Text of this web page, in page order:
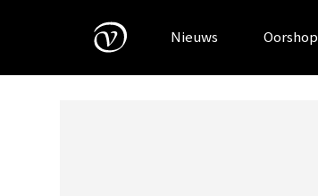
Nieuws Oorshop